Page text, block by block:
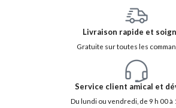
Livraison rapide et
Gratuite sur toutes les
Service client amical et
Du lundi ou vendredi, de 9 h 00 à